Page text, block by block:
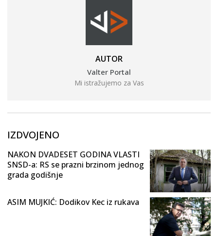
AUTOR
Valter Portal
Mi istražujemo za Vas
IZDVOJENO
NAKON DVADESET GODINA VLASTI
SNSD-a: RS se prazni brzinom jednog
grada godišnje
ASIM MUJKIĆ: Dodikov Kec iz rukava